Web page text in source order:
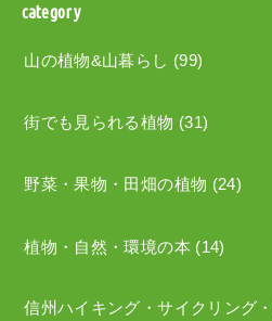
category
山の植物&山暮らし (99)
街でも見られる植物 (31)
野菜・果物・田畑の植物 (24)
植物・自然・環境の本 (14)
信州ハイキング・サイクリング